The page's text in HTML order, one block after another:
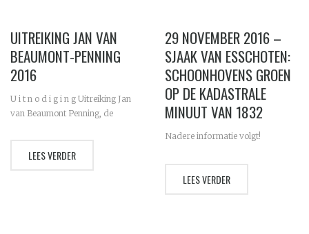
UITREIKING JAN VAN
BEAUMONT-PENNING
2016
U i t n o d i g i n g Uitreiking Jan
van Beaumont Penning, de
vrijdag 9 september 2016 Op
LEES VERDER
29 NOVEMBER 2016 –
SJAAK VAN ESSCHOTEN:
SCHOONHOVENS GROEN
OP DE KADASTRALE
MINUUT VAN 1832
Nadere informatie volgt!
LEES VERDER